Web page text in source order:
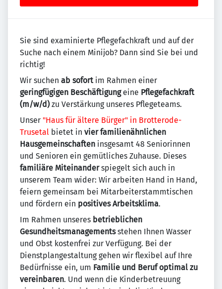
Sie sind examinierte Pflegefachkraft und auf der
Suche nach einem Minijob? Dann sind Sie bei und
richtig!
Wir suchen ab sofortim Rahmen einer
geringfügigen Beschäftigungeine Pflegefachkraft
(m/w/d)zu Verstärkung unseres Pflegeteams.
Unser "Haus für ältere Bürger" in Brotterode-
Trusetal bietet in vier familienähnlichen
Hausgemeinschaften insgesamt 48 Seniorinnen
und Senioren ein gemütliches Zuhause. Dieses
familiäre Miteinanderspiegelt sich auch in
unserem Team wider: Wir arbeiten Hand in Hand,
feiern gemeinsam bei Mitarbeiterstammtischen
und fördern ein positives Arbeitsklima.
Im Rahmen unseres betrieblichen
Gesundheitsmanagementsstehen Ihnen Wasser
und Obst kostenfrei zur Verfügung. Bei der
Dienstplangestaltung gehen wir flexibel auf Ihre
Bedürfnisse ein, um Familie und Beruf optimal zu
vereinbaren. Und wenn die Kinderbetreuung